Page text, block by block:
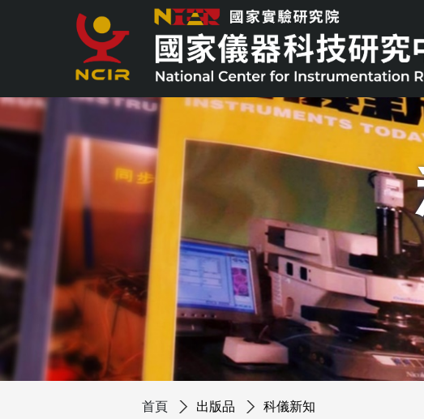
首頁 出版品 科儀新知